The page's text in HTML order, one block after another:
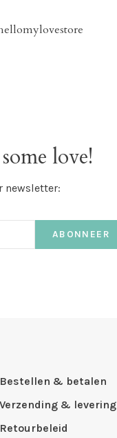
love!
newsletter:
ABONNEER
Bestellen & betalen
Verzending & levering
Retourbeleid